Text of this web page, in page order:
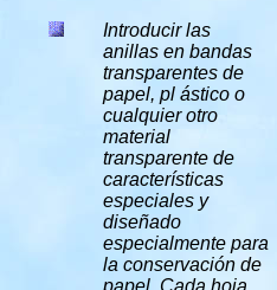
Introducir las
anillas en bandas
transparentes de
papel, pl ástico o
cualquier otro
material
transparente de
características
especiales y
diseñado
especialmente para
la conservación de
papel. Cada hoja